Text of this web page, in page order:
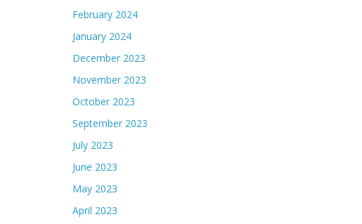
February 2024
January 2024
December 2023
November 2023
October 2023
September 2023
July 2023
June 2023
May 2023
April 2023